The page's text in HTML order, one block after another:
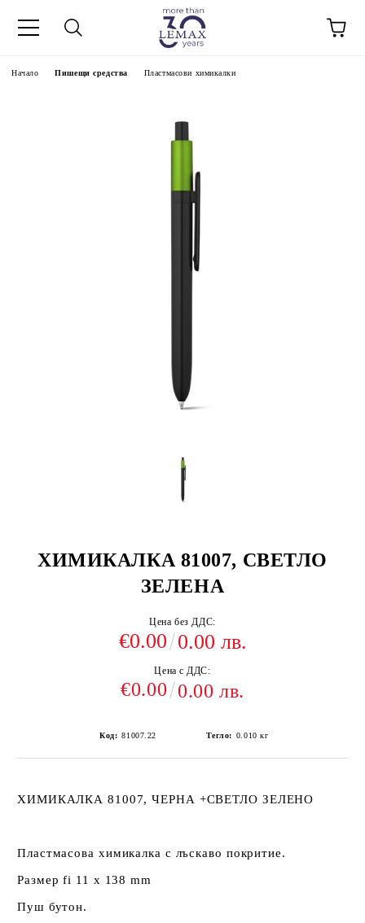
Начало Пишещи средства Пластмасови химикалки
ХИМИКАЛКА 81007, СВЕТЛО
ЗЕЛЕНА
Цена без ДДС:
€0.00 0.00 лв.
Цена с ДДС:
€0.00 0.00 лв.
Код: 81007.22 Тегло: 0.010 кг
ХИМИКАЛКА 81007, ЧЕРНА +СВЕТЛО ЗЕЛЕНО
Пластмасова химикалка с лъскаво покритие.
Размер fi 11 х 138 mm
Пуш бутон.